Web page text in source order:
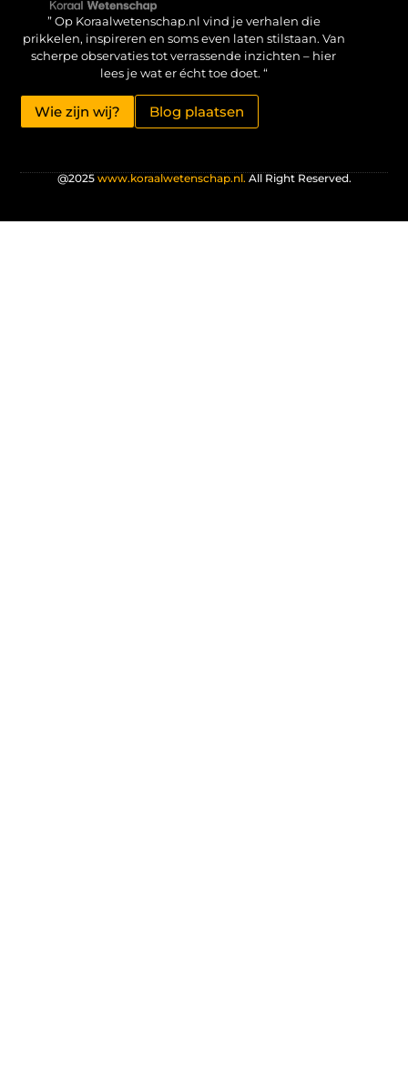
” Op Koraalwetenschap.nl vind je verhalen die
prikkelen, inspireren en soms even laten stilstaan. Van
scherpe observaties tot verrassende inzichten – hier
lees je wat er écht toe doet. “
Wie zijn wij? Blog plaatsen
@2025 www.koraalwetenschap.nl. All Right Reserved.